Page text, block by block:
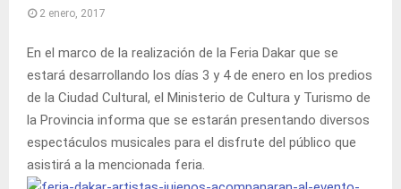
2 enero, 2017
En el marco de la realización de la Feria Dakar que se
estará desarrollando los días 3 y 4 de enero en los predios
de la Ciudad Cultural, el Ministerio de Cultura y Turismo de
la Provincia informa que se estarán presentando diversos
espectáculos musicales para el disfrute del público que
asistirá a la mencionada feria.